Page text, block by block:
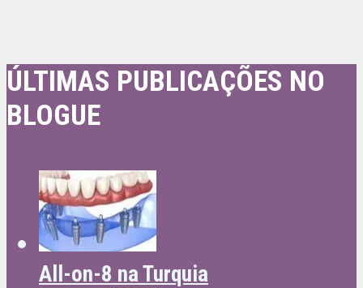
ÚLTIMAS PUBLICAÇÕES NO
BLOGUE
All-on-8 na Turquia